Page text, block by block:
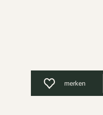
merken